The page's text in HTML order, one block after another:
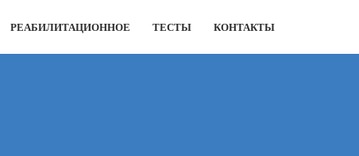
РЕАБИЛИТАЦИОННОЕ ТЕСТЫ КОНТАКТЫ